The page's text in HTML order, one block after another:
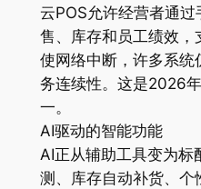
云POS允许经营者通
售、库存和员工绩效，
使网络中断，许多系统
务连续性。这是2026
一。
AI驱动的智能功能
AI正从辅助工具变为标
测、库存自动补货、